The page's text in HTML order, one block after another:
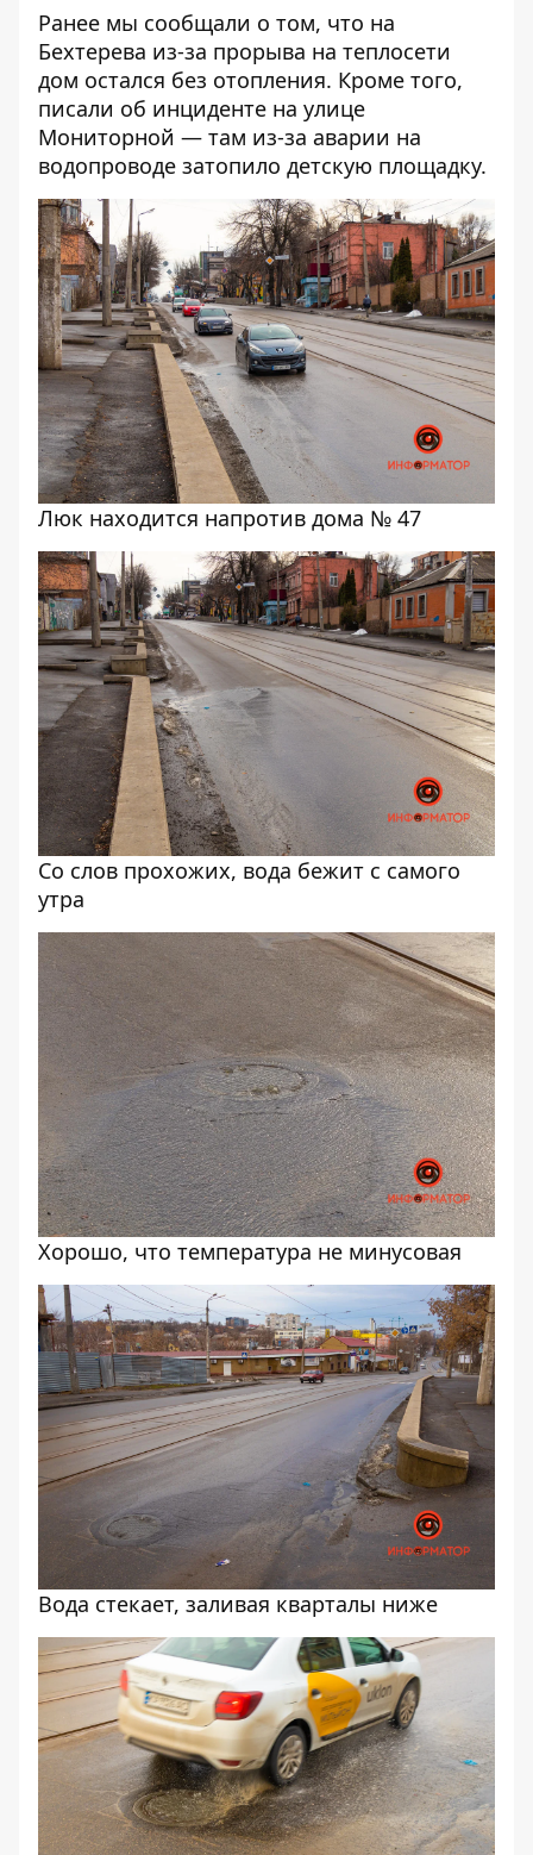
Ранее мы сообщали о том, что на
Бехтерева из-за прорыва на теплосети
дом остался без отопления. Кроме того,
писали об инциденте на улице
Мониторной — там из-за аварии на
водопроводе затопило детскую площадку.
Люк находится напротив дома № 47
Со слов прохожих, вода бежит с самого
утра
Хорошо, что температура не минусовая
Вода стекает, заливая кварталы ниже